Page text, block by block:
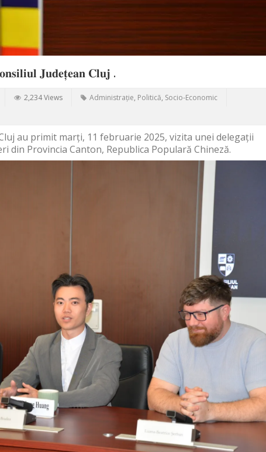
𝐉𝐮𝐝𝐞𝐭̦𝐞𝐚𝐧 𝐂𝐥𝐮𝐣 .
2,234 Views Administrație, Politică, Socio-Economic
au primit marți, 11 februarie 2025, vizita unei delegații
din Provincia Canton, Republica Populară Chineză.